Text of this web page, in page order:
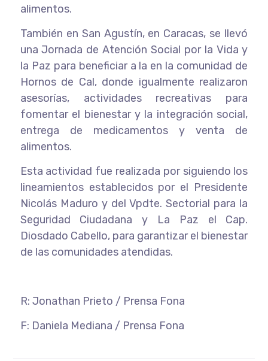
alimentos.
También en San Agustín, en Caracas, se llevó
una Jornada de Atención Social por la Vida y
la Paz para beneficiar a la en la comunidad de
Hornos de Cal, donde igualmente realizaron
asesorías, actividades recreativas para
fomentar el bienestar y la integración social,
entrega de medicamentos y venta de
alimentos.
Esta actividad fue realizada por siguiendo los
lineamientos establecidos por el Presidente
Nicolás Maduro y del Vpdte. Sectorial para la
Seguridad Ciudadana y La Paz el Cap.
Diosdado Cabello, para garantizar el bienestar
de las comunidades atendidas.
R: Jonathan Prieto / Prensa Fona
F: Daniela Mediana / Prensa Fona